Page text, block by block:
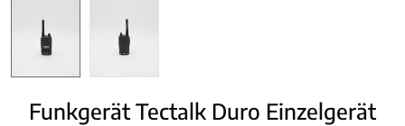
Funkgerät Tectalk Duro Einzelgerät